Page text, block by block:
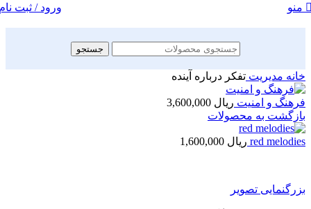
منو ورود / ثبت
جستجو
خانه مديريت تفكر درباره آينده
فرهنگ و امنيت ریال
بازگشت به محصولات
red melodies ریال
بزرگنمایی تصویر